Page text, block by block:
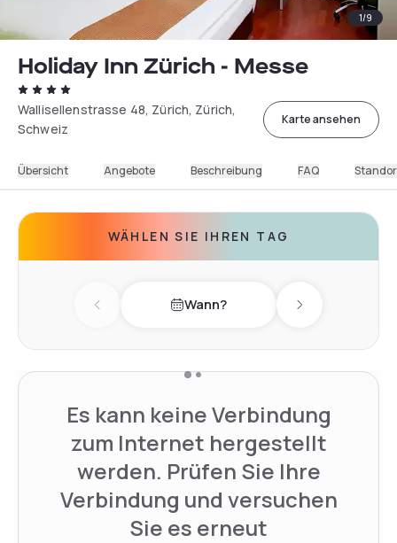
1/9
Holiday Inn Zürich - Messe
Wallisellenstrasse 48, Zürich, Zürich,
Schweiz
Karte ansehen
Übersicht Angebote Beschreibung FAQ
WÄHLEN SIE IHREN TAG
Previous day Wann? Next day
Es kann keine Verbindung
zum Internet hergestellt
werden. Prüfen Sie Ihre
Verbindung und versuchen
Sie es erneut